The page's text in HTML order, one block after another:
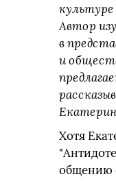
Автор
в
и
Хотя
общению